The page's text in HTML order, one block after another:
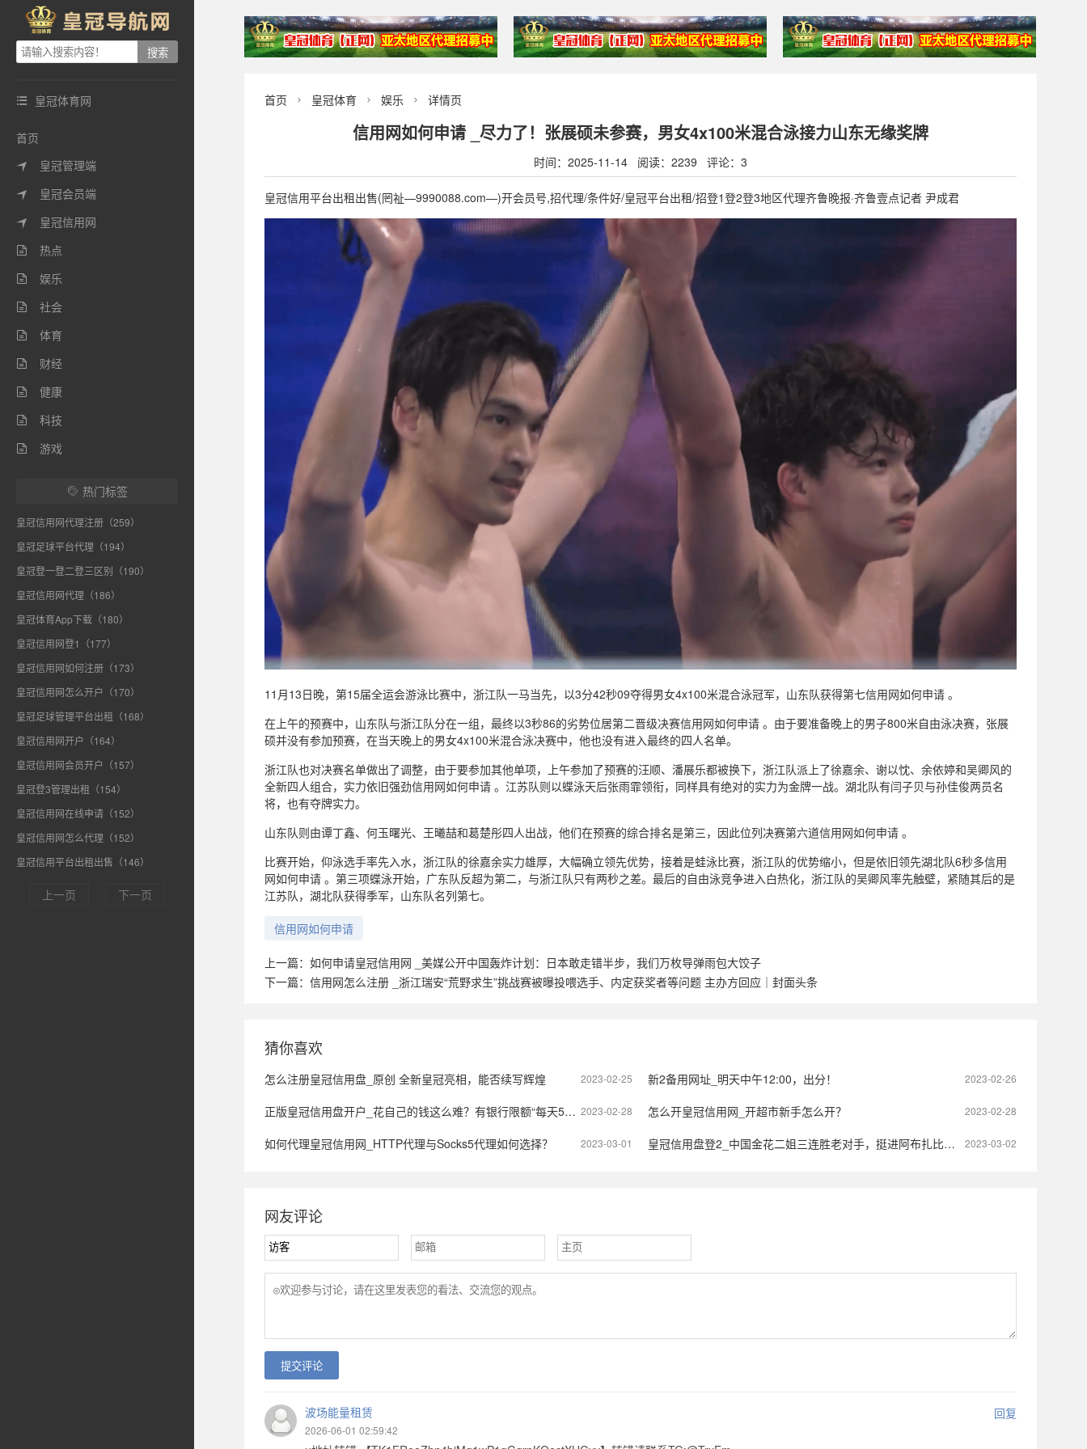
 皇冠体育网
首页
 皇冠管理端
 皇冠会员端
 皇冠信用网
 热点
 娱乐
 社会
 体育
 财经
 健康
 科技
 游戏
 热门标签
皇冠信用网代理注册（259）
皇冠足球平台代理（194）
皇冠登一登二登三区别（190）
皇冠信用网代理（186）
皇冠体育App下载（180）
皇冠信用网登1（177）
皇冠信用网如何注册（173）
皇冠信用网怎么开户（170）
皇冠足球管理平台出租（168）
皇冠信用网开户（164）
皇冠信用网会员开户（157）
皇冠登3管理出租（154）
皇冠信用网在线申请（152）
皇冠信用网怎么代理（152）
皇冠信用平台出租出售（146）
上一页 下一页
首页  皇冠体育  娱乐  详情页
信用网如何申请 _尽力了！张展硕未参赛，男女4x100米混合泳接力山东无缘奖牌
时间：2025-11-14 阅读：2239 评论：3
皇冠信用平台出租出售(罔祉—9990088.com—)开会员号,招代理/条件好/皇冠平台出租/招登1登2登3地区代理齐鲁晚报·齐鲁壹点记者 尹成君
11月13日晚，第15届全运会游泳比赛中，浙江队一马当先，以3分42秒09夺得男女4x100米混合泳冠军，山东队获得第七信用网如何申请 。
在上午的预赛中，山东队与浙江队分在一组，最终以3秒86的劣势位居第二晋级决赛信用网如何申请 。由于要准备晚上的男子800米自由泳决赛，张展
硕并没有参加预赛，在当天晚上的男女4x100米混合泳决赛中，他也没有进入最终的四人名单。
浙江队也对决赛名单做出了调整，由于要参加其他单项，上午参加了预赛的汪顺、潘展乐都被换下，浙江队派上了徐嘉余、谢以忱、余依婷和吴卿风的
全新四人组合，实力依旧强劲信用网如何申请 。江苏队则以蝶泳天后张雨霏领衔，同样具有绝对的实力为金牌一战。湖北队有闫子贝与孙佳俊两员名
将，也有夺牌实力。
山东队则由谭丁鑫、何玉曙光、王曦喆和葛楚彤四人出战，他们在预赛的综合排名是第三，因此位列决赛第六道信用网如何申请 。
比赛开始，仰泳选手率先入水，浙江队的徐嘉余实力雄厚，大幅确立领先优势，接着是蛙泳比赛，浙江队的优势缩小，但是依旧领先湖北队6秒多信用
网如何申请 。第三项蝶泳开始，广东队反超为第二，与浙江队只有两秒之差。最后的自由泳竞争进入白热化，浙江队的吴卿风率先触壁，紧随其后的是
江苏队，湖北队获得季军，山东队名列第七。
信用网如何申请
上一篇： 如何申请皇冠信用网 _美媒公开中国轰炸计划：日本敢走错半步，我们万枚导弹雨包大饺子
下一篇： 信用网怎么注册 _浙江瑞安“荒野求生”挑战赛被曝投喂选手、内定获奖者等问题 主办方回应｜封面头条
猜你喜欢
2023-02-25
怎么注册皇冠信用盘_原创 全新皇冠亮相，能否续写辉煌 2023-02-26
新2备用网址_明天中午12:00，出分！
2023-02-28
正版皇冠信用盘开户_花自己的钱这么难？有银行限额“每天5000元”，超额得去柜台！网友：买个手机都不够 2023-02-28
怎么开皇冠信用网_开超市新手怎么开？
2023-03-01
如何代理皇冠信用网_HTTP代理与Socks5代理如何选择？ 2023-03-02
皇冠信用盘登2_中国金花二姐三连胜老对手，挺进阿布扎比赛第二轮，收获11500美元奖金
网友评论
提交评论
波场能量租赁 回复
2026-06-01 02:59:42